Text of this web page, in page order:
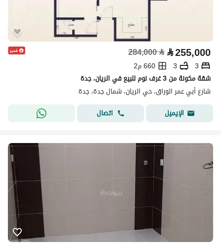
⃁255,000
⃁
284,000
3
3
660 م2
شقة مكونة من 3 غرف نوم للبيع في الريان، جدة
شارع أبي عمر الوراق، حي الريان، شمال جدة، جدة
الإيميل
اتصال